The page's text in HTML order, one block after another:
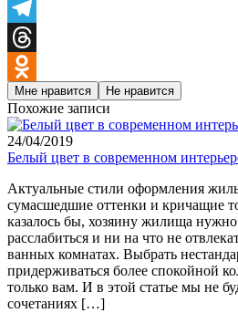
WeChat
Telegram
Threads
Odnoklassniki
Мне нравится Не нравится
Похожие записи
24/04/2019
Белый цвет в современном
Актуальные стили оформления
сумасшедшие оттенки и кричащие
казалось бы, хозяину жилища
расслабиться и ни на что не
ванных комнатах. Выбрать
придерживаться более спокойной
только вам. И в этой статье мы не
сочетаниях […]